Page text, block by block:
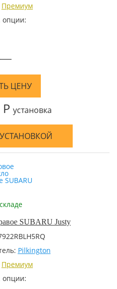
Премиум
опции:
—
ЦЕНУ
Р установка
SUBARU Justy
Pilkington
Премиум
опции: